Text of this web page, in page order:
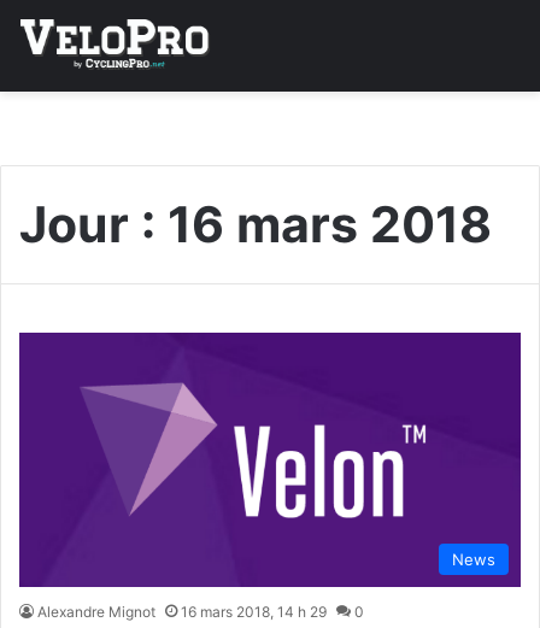
Jour : 16 mars 2018
News
Alexandre Mignot 16 mars 2018, 14 h 29 0